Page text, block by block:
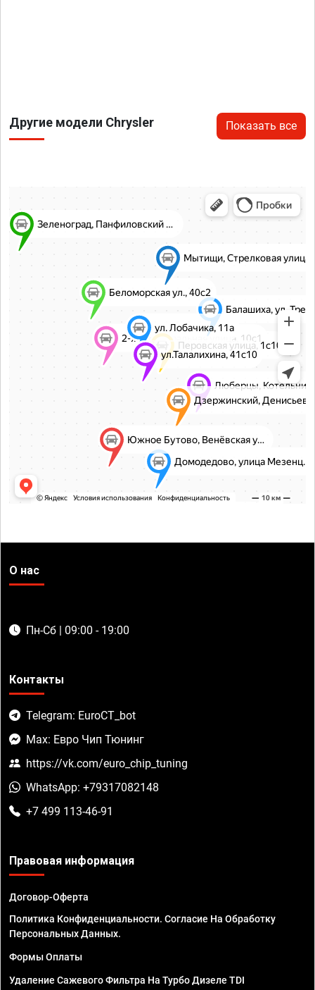
Другие модели Chrysler Показать все
О нас
Пн-Сб | 09:00 - 19:00
Контакты
Telegram: EuroCT_bot
Max: Евро Чип Тюнинг
https://vk.com/euro_chip_tuning
WhatsApp: +79317082148
+7 499 113-46-91
Правовая информация
Договор-Оферта
Политика Конфиденциальности. Согласие На Обработку
Персональных Данных.
Формы Оплаты
Удаление Сажевого Фильтра На Турбо Дизеле TDI